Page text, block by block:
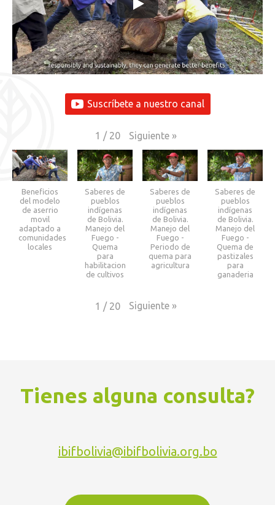
Suscríbete a nuestro canal
1 / 20 Siguiente »
Beneficios
del modelo
de aserrio
movil
adaptado a
comunidades
locales
Saberes de
pueblos
indígenas
de Bolivia.
Manejo del
Fuego -
Quema
para
habilitacion
de cultivos
Saberes de
pueblos
indígenas
de Bolivia.
Manejo del
Fuego -
Periodo de
quema para
agricultura
Saberes de
pueblos
indígenas
de Bolivia.
Manejo del
Fuego -
Quema de
pastizales
para
ganaderia
1 / 20 Siguiente »
Tienes alguna consulta?
ibifbolivia@ibifbolivia.org.bo